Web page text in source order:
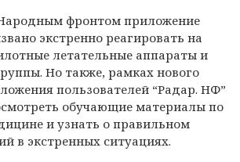
фронтом приложение
экстренно реагировать на
летательные аппараты и
Но также, рамках нового
пользователей “Радар. НФ”
обучающие материалы по
и узнать о правильном
в экстренных ситуациях.